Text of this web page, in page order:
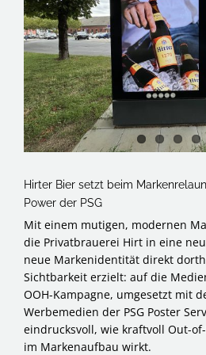
Hirter Bier setzt beim
Power der PSG
Mit einem mutigen, modernen
die Privatbrauerei Hirt in eine
neue Markenidentität direkt
Sichtbarkeit erzielt: auf die
OOH-Kampagne, umgesetzt mit
Werbemedien der PSG Poster
eindrucksvoll, wie kraftvoll Out-
im Markenaufbau wirkt.